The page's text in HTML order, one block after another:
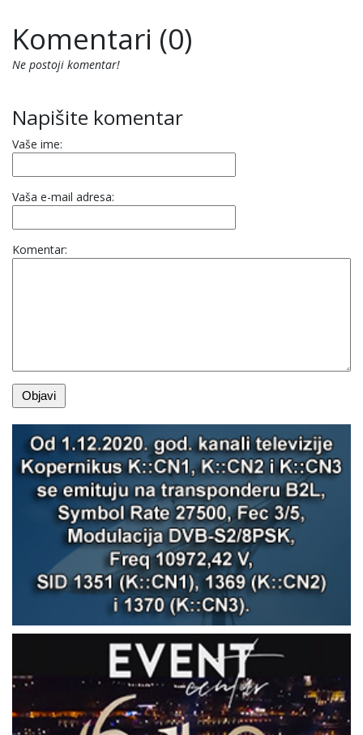
Komentari (0)
Ne postoji komentar!
Napišite komentar
Vaše ime:
Vaša e-mail adresa:
Komentar: